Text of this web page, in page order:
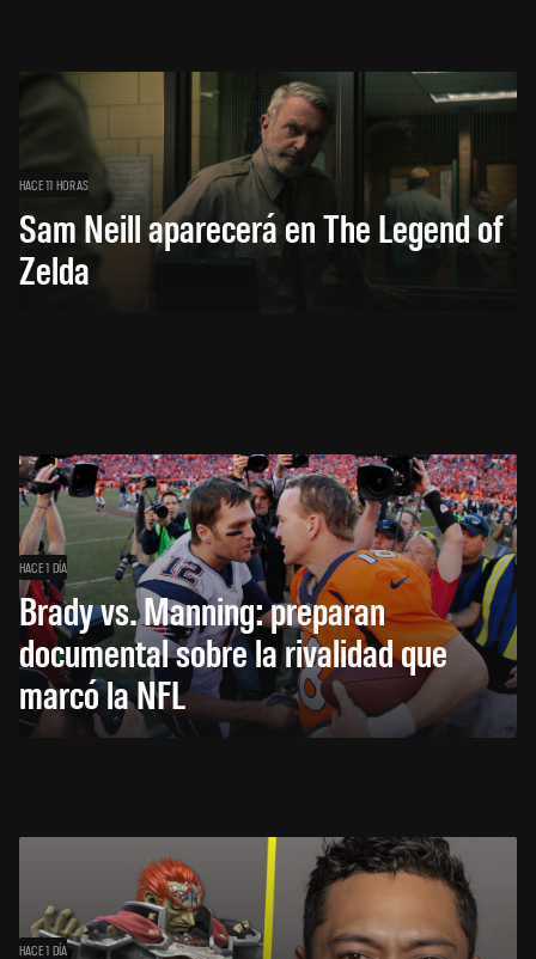
HACE 11 HORAS
Sam Neill aparecerá en The Legend of
Zelda
HACE 1 DÍA
Brady vs. Manning: preparan
documental sobre la rivalidad que
marcó la NFL
HACE 1 DÍA